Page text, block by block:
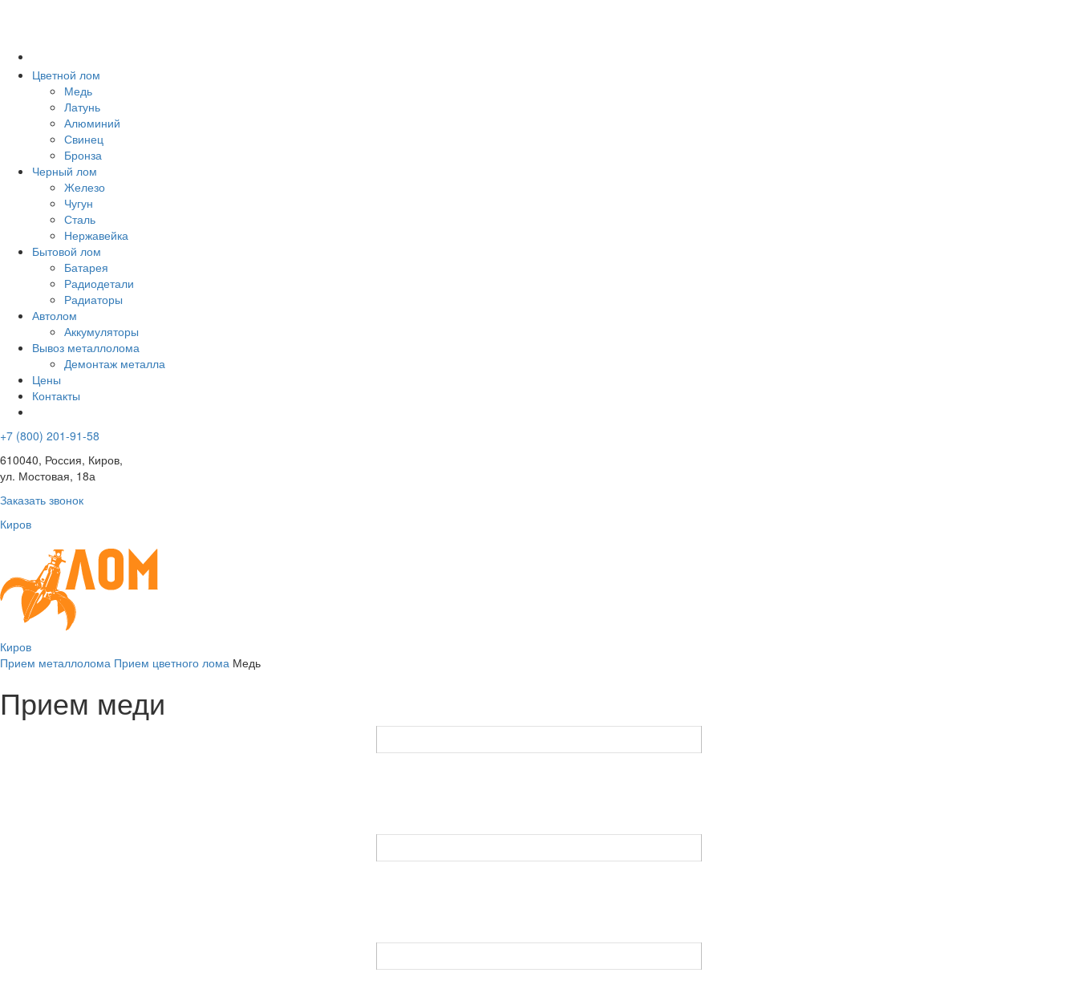
Цветной лом
Медь
Латунь
Алюминий
Свинец
Бронза
Черный лом
Железо
Чугун
Сталь
Нержавейка
Бытовой лом
Батарея
Радиодетали
Радиаторы
Автолом
Аккумуляторы
Вывоз металлолома
Демонтаж металла
Цены
Контакты
+7 (800) 201-91-58
610040, Россия, Киров,
ул. Мостовая, 18а
Заказать звонок
Киров
Киров
Прием металлолома Прием цветного лома Медь
Прием меди